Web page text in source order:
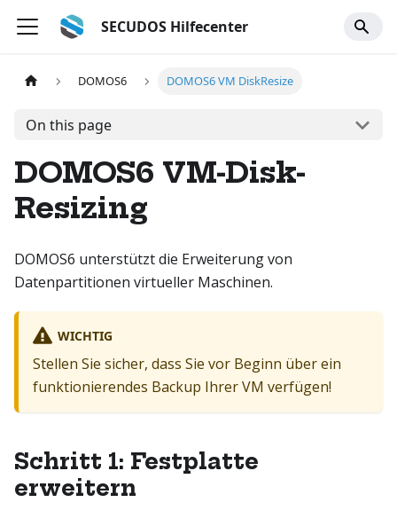
SECUDOS Hilfecenter
DOMOS6 DOMOS6 VM DiskResize
On this page
DOMOS6 VM-Disk-
Resizing
DOMOS6 unterstützt die Erweiterung von
Datenpartitionen virtueller Maschinen.
WICHTIG
Stellen Sie sicher, dass Sie vor Beginn über ein
funktionierendes Backup Ihrer VM verfügen!
Schritt 1: Festplatte
erweitern